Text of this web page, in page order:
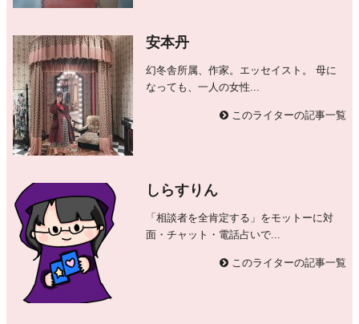
安本丹
幻冬舎所属、作家。エッセイスト。 母に
なっても、一人の女性...
このライターの記事一覧
しらすりん
「相談者を全肯定する」をモットーに対
面・チャット・電話占いで...
このライターの記事一覧